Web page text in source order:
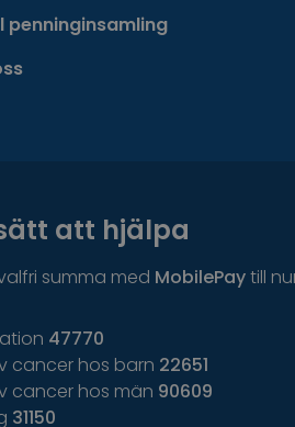
penninginsamling
att hjälpa
summa med MobilePaytill
47770
cancer hos barn 22651
cancer hos män 90609
31150